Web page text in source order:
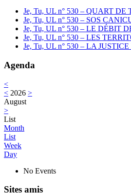
Je, Tu, UL n° 530 – QUART DE
Je, Tu, UL n° 530 – SOS
Je, Tu, UL n° 530 – LE DÉBIT
Je, Tu, UL n° 530 – LES
Je, Tu, UL n° 530 – LA
Agenda
<
< 2026 >
August
>
List
Month
List
Week
Day
No Events
Sites amis